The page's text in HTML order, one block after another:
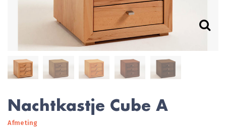
Nachtkastje Cube A
Afmeting